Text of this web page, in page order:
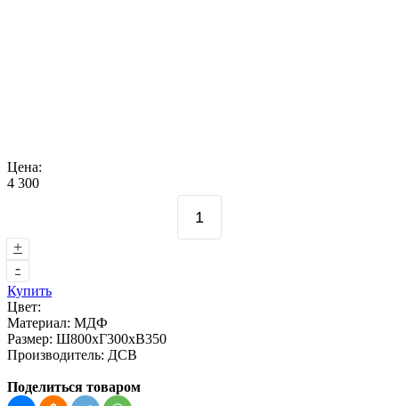
Цена:
4 300
+
-
Купить
Цвет:
Материал: МДФ
Размер: Ш800хГ300хВ350
Производитель: ДСВ
Поделиться товаром